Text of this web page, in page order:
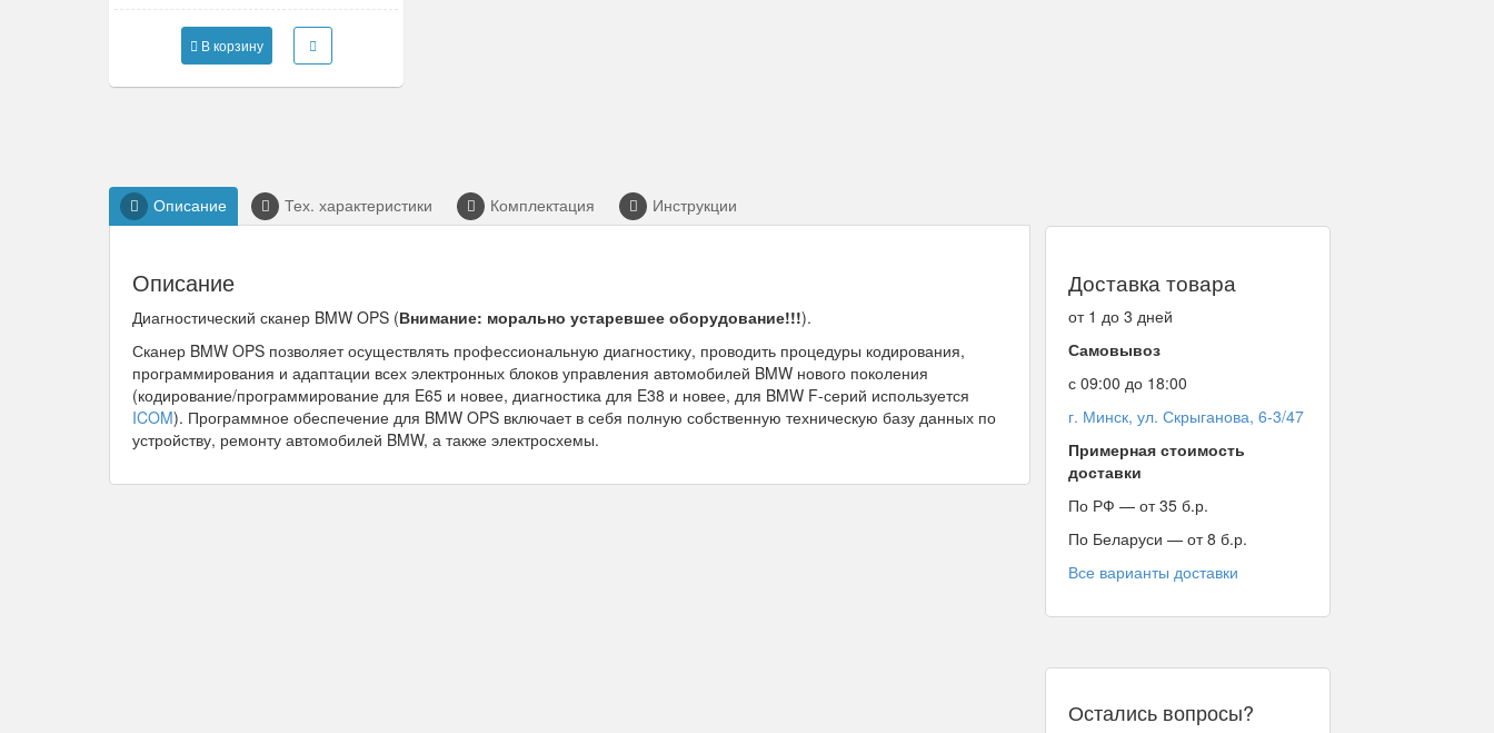
В корзину
Описание Тех. характеристики Комплектация Инструкции
Описание
Диагностический сканер BMW OPS (Внимание: морально устаревшее оборудование!!!).
Сканер BMW OPS позволяет осуществлять профессиональную диагностику, проводить процедуры кодирования,
программирования и адаптации всех электронных блоков управления автомобилей BMW нового поколения
(кодирование/программирование для E65 и новее, диагностика для E38 и новее, для BMW F-серий используется
ICOM). Программное обеспечение для BMW OPS включает в себя полную собственную техническую базу данных по
устройству, ремонту автомобилей BMW, а также электросхемы.
Доставка товара
от 1 до 3 дней
Самовывоз
с 09:00 до 18:00
г. Минск, ул. Скрыганова, 6-3/47
Примерная стоимость
доставки
По РФ — от 35 б.р.
По Беларуси — от 8 б.р.
Все варианты доставки
Остались вопросы?